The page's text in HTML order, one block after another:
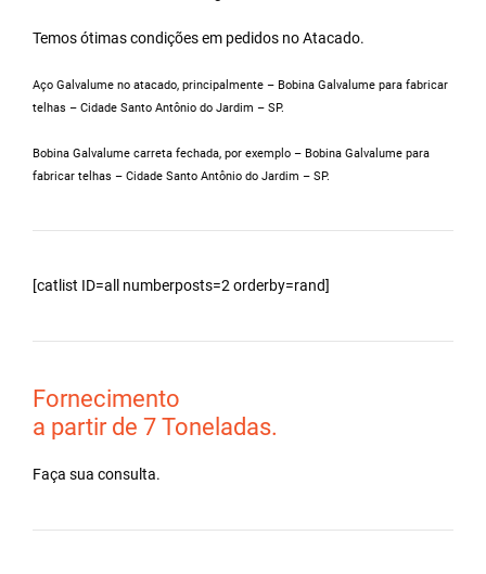
Temos ótimas condições em pedidos no Atacado.
Aço Galvalume no atacado, principalmente – Bobina Galvalume para fabricar
telhas – Cidade Santo Antônio do Jardim – SP.
Bobina Galvalume carreta fechada, por exemplo – Bobina Galvalume para
fabricar telhas – Cidade Santo Antônio do Jardim – SP.
[catlist ID=all numberposts=2 orderby=rand]
Fornecimento
a partir de 7 Toneladas.
Faça sua consulta.